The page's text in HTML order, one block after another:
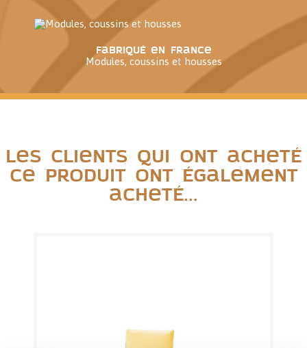
Fabriqué en France
Modules, coussins et housses
Les clients qui ont acheté
ce produit ont également
acheté...